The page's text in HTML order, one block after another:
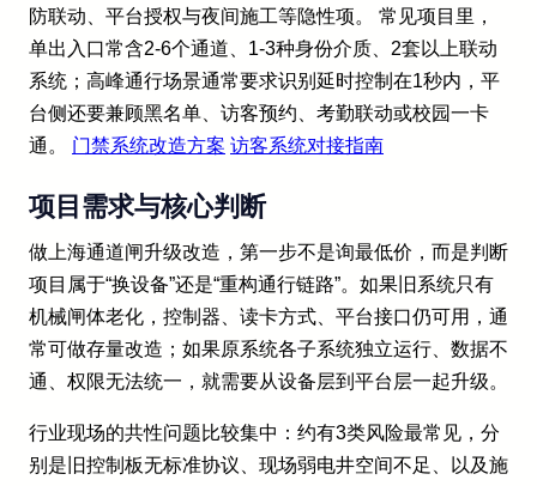
防联动、平台授权与夜间施工等隐性项。 常见项目里，
单出入口常含2-6个通道、1-3种身份介质、2套以上联动
系统；高峰通行场景通常要求识别延时控制在1秒内，平
台侧还要兼顾黑名单、访客预约、考勤联动或校园一卡
通。 门禁系统改造方案 访客系统对接指南
项目需求与核心判断
做上海通道闸升级改造，第一步不是询最低价，而是判断
项目属于“换设备”还是“重构通行链路”。如果旧系统只有
机械闸体老化，控制器、读卡方式、平台接口仍可用，通
常可做存量改造；如果原系统各子系统独立运行、数据不
通、权限无法统一，就需要从设备层到平台层一起升级。
行业现场的共性问题比较集中：约有3类风险最常见，分
别是旧控制板无标准协议、现场弱电井空间不足、以及施